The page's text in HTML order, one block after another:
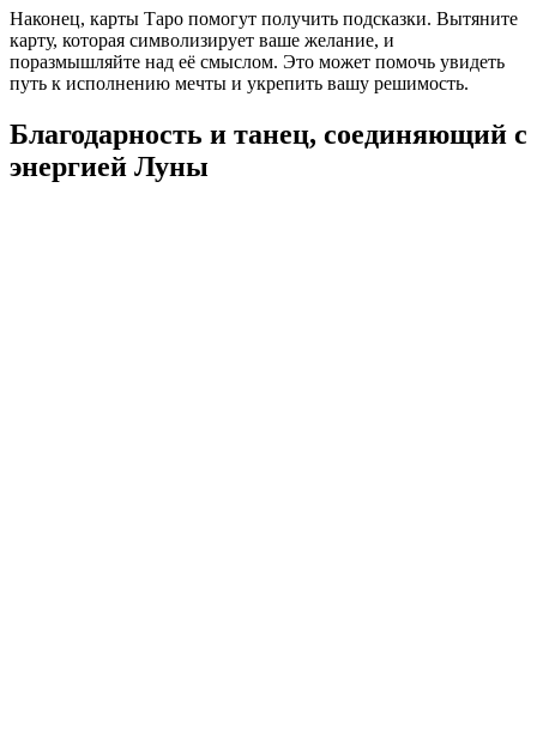
Наконец, карты Таро помогут получить подсказки. Вытяните
карту, которая символизирует ваше желание, и
поразмышляйте над её смыслом. Это может помочь увидеть
путь к исполнению мечты и укрепить вашу решимость.
Благодарность и танец, соединяющий с
энергией Луны